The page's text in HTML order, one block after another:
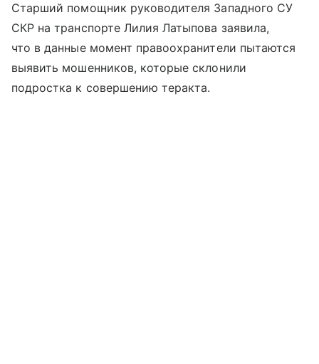
Старший помощник руководителя Западного СУ
СКР на транспорте Лилия Латыпова заявила,
что в данные момент правоохранители пытаются
выявить мошенников, которые склонили
подростка к совершению теракта.